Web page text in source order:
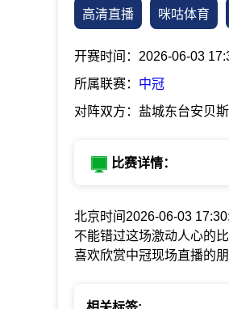
高清直播 咪咕体育
开赛时间：2026-06-03
所属联赛： 中冠
对阵双方：盐城东台安贝
比赛详情：
北京时间2026-06-03
不能错过这场激动人心的
喜欢欣赏中冠现场直播的